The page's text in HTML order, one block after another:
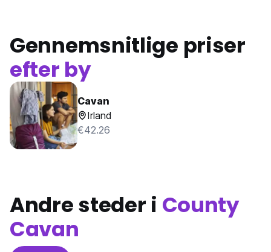
Gennemsnitlige priser
efter by
Cavan
Irland
€42.26
Andre steder i County
Cavan